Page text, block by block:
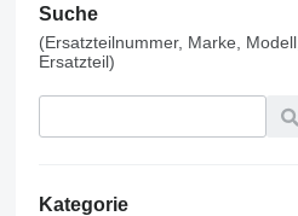
Suche
(Ersatzteilnummer, Marke, Modell,
Ersatzteil)
Kategorie